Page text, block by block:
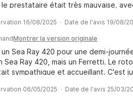
le prestataire était très mauvaise,
une réponse, et l'excursion n'a pas
ont été jetés sans aucune
donc à la vitesse d'un bateau de 5
16/08/2025 · Date de l'avis 19/08/
Montrer la version originale
Sea Ray 420 pour une demi-
Sea Ray 420, mais un Ferretti. Le
sympathique et accueillant. C'est
Lorsque j'ai posé des questions
à l'heure et à la réservation pour
06/05/2025 · Date de l'avis 25/03/